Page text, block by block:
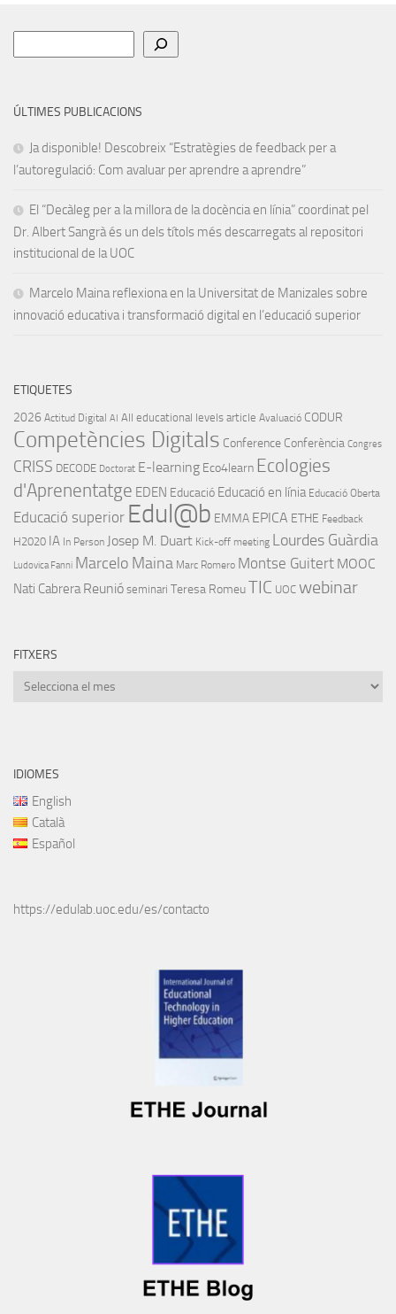
ÚLTIMES PUBLICACIONS
Ja disponible! Descobreix “Estratègies de feedback per a
l’autoregulació: Com avaluar per aprendre a aprendre”
El “Decàleg per a la millora de la docència en línia” coordinat pel
Dr. Albert Sangrà és un dels títols més descarregats al repositori
institucional de la UOC
Marcelo Maina reflexiona en la Universitat de Manizales sobre
innovació educativa i transformació digital en l’educació superior
ETIQUETES
2026 Actitud Digital AI All educational levels article Avaluació CODUR
Competències Digitals Conference Conferència Congres
CRISS DECODE Doctorat E-learning Eco4learn Ecologies
d'Aprenentatge EDEN Educació Educació en línia Educació Oberta
Educació superior Edul@b EMMA EPICA ETHE Feedback
H2020 IA In Person Josep M. Duart Kick-off meeting Lourdes Guàrdia
Ludovica Fanni Marcelo Maina Marc Romero Montse Guitert MOOC
Nati Cabrera Reunió seminari Teresa RomeuTIC UOC webinar
FITXERS
Fitxers
IDIOMES
English
Català
Español
https://edulab.uoc.edu/es/contacto